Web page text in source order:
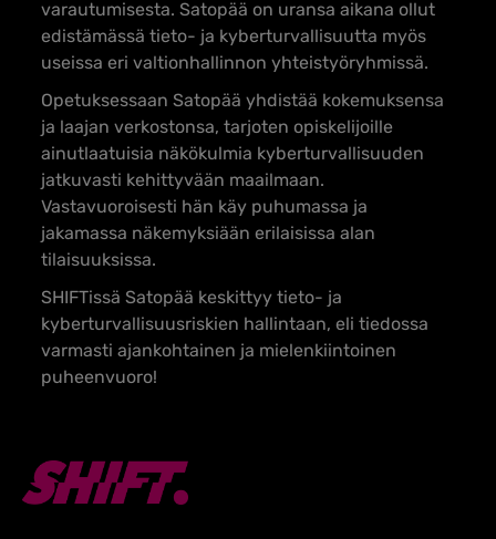
varautumisesta. Satopää on uransa aikana ollut
edistämässä tieto- ja kyberturvallisuutta myös
useissa eri valtionhallinnon yhteistyöryhmissä.
Opetuksessaan Satopää yhdistää kokemuksensa
ja laajan verkostonsa, tarjoten opiskelijoille
ainutlaatuisia näkökulmia kyberturvallisuuden
jatkuvasti kehittyvään maailmaan.
Vastavuoroisesti hän käy puhumassa ja
jakamassa näkemyksiään erilaisissa alan
tilaisuuksissa.
SHIFTissä Satopää keskittyy tieto- ja
kyberturvallisuusriskien hallintaan, eli tiedossa
varmasti ajankohtainen ja mielenkiintoinen
puheenvuoro!